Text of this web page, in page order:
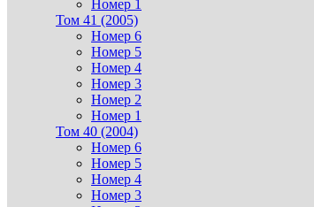
Номер 1
Том 41 (2005)
Номер 6
Номер 5
Номер 4
Номер 3
Номер 2
Номер 1
Том 40 (2004)
Номер 6
Номер 5
Номер 4
Номер 3